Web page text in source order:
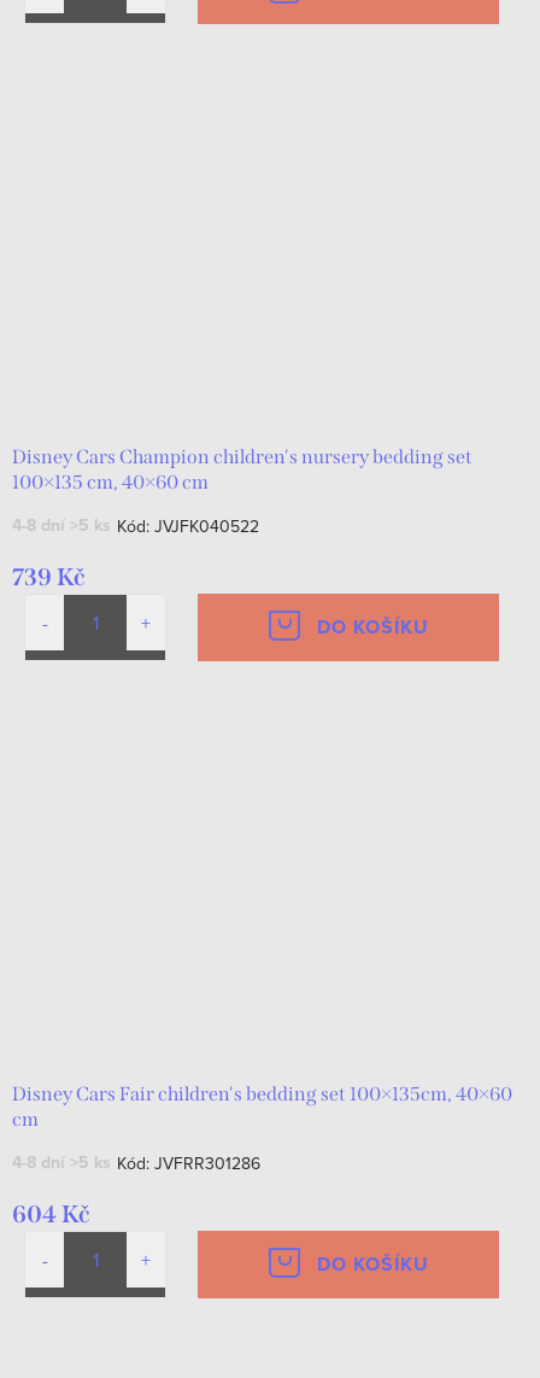
Disney Cars Champion children's nursery bedding set
100×135 cm, 40×60 cm
4-8 dní >5 ks Kód: JVJFK040522
739 Kč
DO KOŠÍKU
Disney Cars Fair children's bedding set 100×135cm, 40×60
cm
4-8 dní >5 ks Kód: JVFRR301286
604 Kč
DO KOŠÍKU